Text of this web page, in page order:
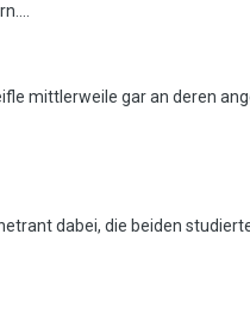
mittlerweile gar an deren
dabei, die beiden